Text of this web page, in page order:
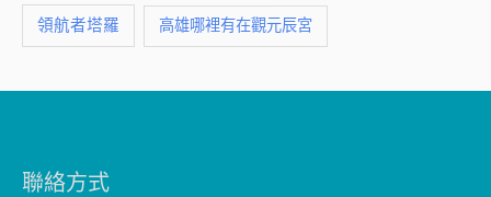
領航者塔羅 高雄哪裡有在觀元辰宮
聯絡方式